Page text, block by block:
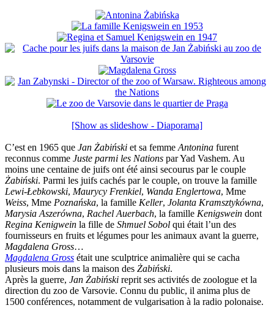
[Show as slideshow - Diaporama]
C’est en 1965 que Jan Żabiński et sa femme Antonina furent
reconnus comme Juste parmi les Nations par Yad Vashem. Au
moins une centaine de juifs ont été ainsi secourus par le couple
Żabiński. Parmi les juifs cachés par le couple, on trouve la famille
Lewi-Łebkowski, Maurycy Frenkiel, Wanda Englertowa, Mme
Weiss, Mme Poznańska, la famille Keller, Jolanta Kramsztykówna,
Marysia Aszerówna, Rachel Auerbach, la famille Kenigswein dont
Regina Kenigwein la fille de Shmuel Sobol qui était l’un des
fournisseurs en fruits et légumes pour les animaux avant la guerre,
Magdalena Gross…
Magdalena Gross était une sculptrice animalière qui se cacha
plusieurs mois dans la maison des Żabiński.
Après la guerre, Jan Żabiński reprit ses activités de zoologue et la
direction du zoo de Varsovie. Connu du public, il anima plus de
1500 conférences, notamment de vulgarisation à la radio polonaise.